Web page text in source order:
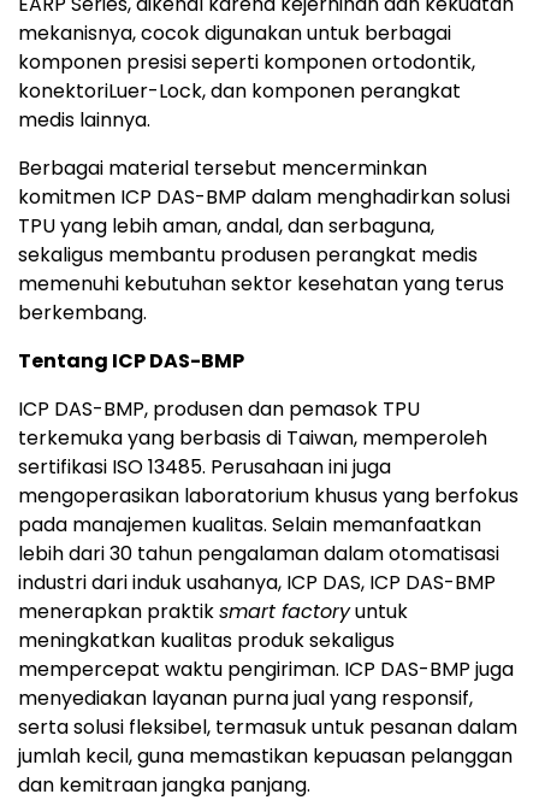
mekanisnya, cocok digunakan untuk berbagai
komponen presisi seperti komponen ortodontik,
konektoriLuer-Lock, dan komponen perangkat
medis lainnya.
Berbagai material tersebut mencerminkan
komitmen ICP DAS-BMP dalam menghadirkan solusi
TPU yang lebih aman, andal, dan serbaguna,
sekaligus membantu produsen perangkat medis
memenuhi kebutuhan sektor kesehatan yang terus
berkembang.
Tentang ICP DAS-BMP
ICP DAS-BMP, produsen dan pemasok TPU
terkemuka yang berbasis di Taiwan, memperoleh
sertifikasi ISO 13485. Perusahaan ini juga
mengoperasikan laboratorium khusus yang berfokus
pada manajemen kualitas. Selain memanfaatkan
lebih dari 30 tahun pengalaman dalam otomatisasi
industri dari induk usahanya, ICP DAS, ICP DAS-BMP
menerapkan praktiksmart factoryuntuk
meningkatkan kualitas produk sekaligus
mempercepat waktu pengiriman. ICP DAS-BMP juga
menyediakan layanan purna jual yang responsif,
serta solusi fleksibel, termasuk untuk pesanan dalam
jumlah kecil, guna memastikan kepuasan pelanggan
dan kemitraan jangka panjang.